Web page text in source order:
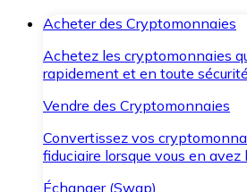
Acheter des Cryptomonnaies
Achetez les cryptomonnaies
rapidement et en toute
Vendre des Cryptomonnaies
Convertissez vos
fiduciaire lorsque vous en avez
Échanger (Swap)